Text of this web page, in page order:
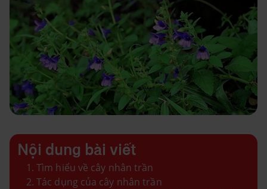
Nội dung bài viết
Tìm hiểu về cây nhân trần
Tác dụng của cây nhân trần